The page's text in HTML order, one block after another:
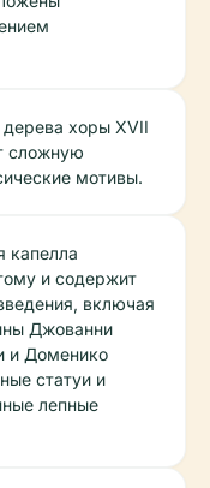
дерева хоры XVII
сложную
мотивы.
капелла
и содержит
включая
Джованни
и Доменико
статуи и
лепные